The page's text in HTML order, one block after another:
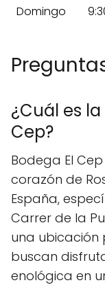
Domingo
¿Cuál es
Cep?
Bodega El
corazón de
España,
Carrer de la
una ubicación
buscan
enológica en